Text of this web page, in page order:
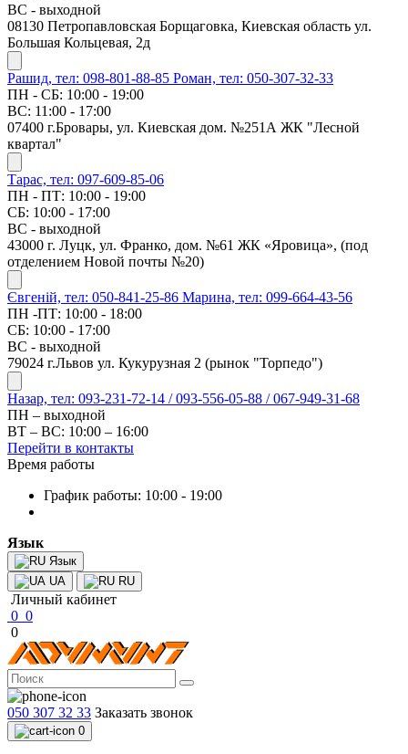
ВС - выходной
08130 Петропавловская Борщаговка, Киевская область ул.
Большая Кольцевая, 2д
Рашид, тел: 098-801-88-85 Роман, тел: 050-307-32-33
ПН - СБ: 10:00 - 19:00
ВС: 11:00 - 17:00
07400 г.Бровары, ул. Киевская дом. №251А ЖК "Лесной
квартал"
Тарас, тел: 097-609-85-06
ПН - ПТ: 10:00 - 19:00
СБ: 10:00 - 17:00
ВС - выходной
43000 г. Луцк, ул. Франко, дом. №61 ЖК «Яровица», (под
отделением Новой почты №20)
Євгеній, тел: 050-841-25-86 Марина, тел: 099-664-43-56
ПН -ПТ: 10:00 - 18:00
СБ: 10:00 - 17:00
ВС - выходной
79024 г.Львов ул. Кукурузная 2 (рынок "Торпедо")
Назар, тел: 093-231-72-14 / 093-556-05-88 / 067-949-31-68
ПН – выходной
ВТ – ВС: 10:00 – 16:00
Перейти в контакты
Время работы
График работы: 10:00 - 19:00
Язык
Язык
UA
RU
Личный кабинет
0 0
0
050 307 32 33 Заказать звонок
0